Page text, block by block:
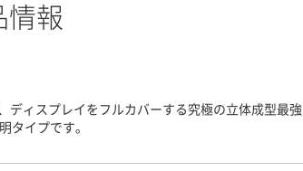
情報
ディスプレイをフルカバーする究極の立体成型最
タイプです。